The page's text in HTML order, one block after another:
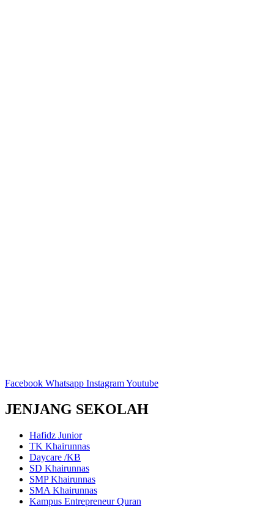
Facebook Whatsapp InstagramYoutube
JENJANG SEKOLAH
Hafidz Junior
TK Khairunnas
Daycare /KB
SD Khairunnas
SMP Khairunnas
SMA Khairunnas
Kampus Entrepreneur Quran